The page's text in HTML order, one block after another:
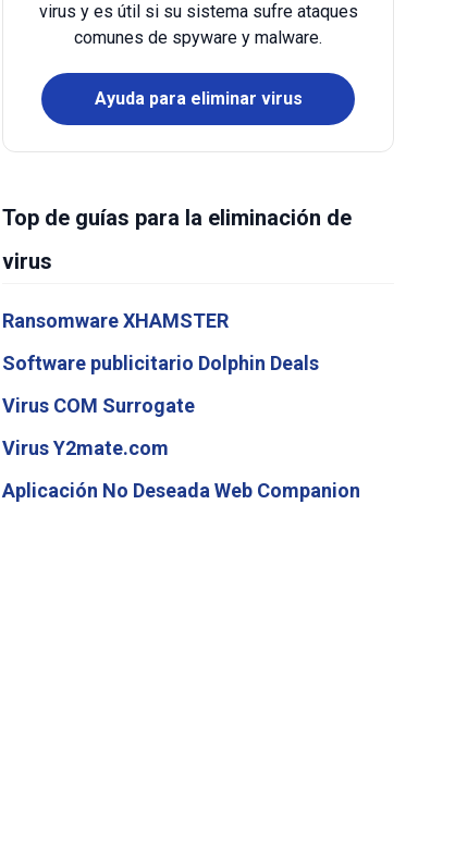
virus y es útil si su sistema sufre ataques
comunes de spyware y malware.
Ayuda para eliminar virus
Top de guías para la eliminación de
virus
Ransomware XHAMSTER
Software publicitario Dolphin Deals
Virus COM Surrogate
Virus Y2mate.com
Aplicación No Deseada Web Companion